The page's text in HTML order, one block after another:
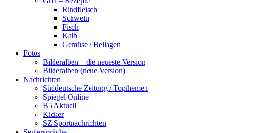
Rindfleisch
Schwein
Fisch
Kalb
Gemüse / Beilagen
Fotos
Bilderalben – die neueste Version
Bilderalben (neue Version)
Nachrichten
Süddeutsche Zeitung / Topthemen
Spiegel Online
B5 Aktuell
Kicker
SZ Sportnachrichten